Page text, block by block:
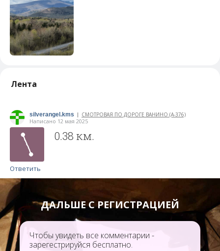
Лента
silverangel.kms | СМОТРОВАЯ ПО ДОРОГЕ ВАНИНО (А-376)
Написано 12 мая 2025
0.38 км.
Ответить
ДАЛЬШЕ С РЕГИСТРАЦИЕЙ
Чтобы увидеть все комментарии -
зарегестрируйся бесплатно.